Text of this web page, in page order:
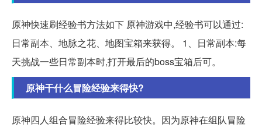
原神快速刷经验书方法如下 原神游戏中,经验书可以通过:
日常副本、地脉之花、地图宝箱来获得。 1、日常副本:每
天挑战一些日常副本时,打开最后的boss宝箱后可。
原神干什么冒险经验来得快?
原神四人组合冒险经验来得比较快。因为原神在组队冒险